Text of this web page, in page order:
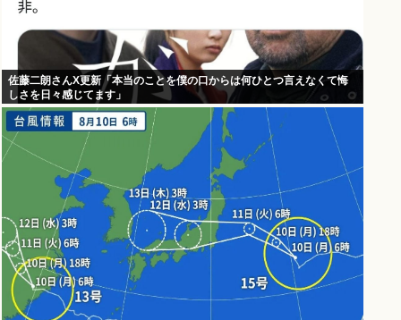
佐藤二朗さんX更新「本当のことを僕の口からは何ひとつ言えなくて悔
しさを日々感じてます」